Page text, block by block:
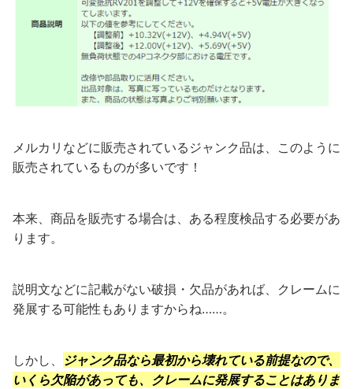
メルカリなどに販売されているジャンク品は、このように
販売されているものが多いです！
本来、商品を販売する場合は、ある程度検品する必要があ
ります。
説明文などに記載がない破損・欠品があれば、クレームに
発展する可能性もありますからね……。
しかし、 ジャンク品なら最初から壊れている前提なので、
いくら欠陥があっても、クレームに発展することはありま